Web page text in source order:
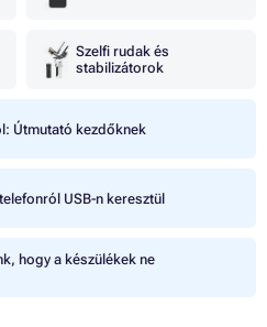
Szelfi rudak és
stabilizátorok
Útmutató kezdőknek
USB-n keresztül
hogy a készülékek ne